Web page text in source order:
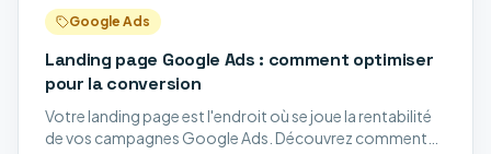
Google Ads
Landing page Google Ads : comment optimiser
pour la conversion
Votre landing page est l'endroit où se joue la rentabilité
de vos campagnes Google Ads. Découvrez comment